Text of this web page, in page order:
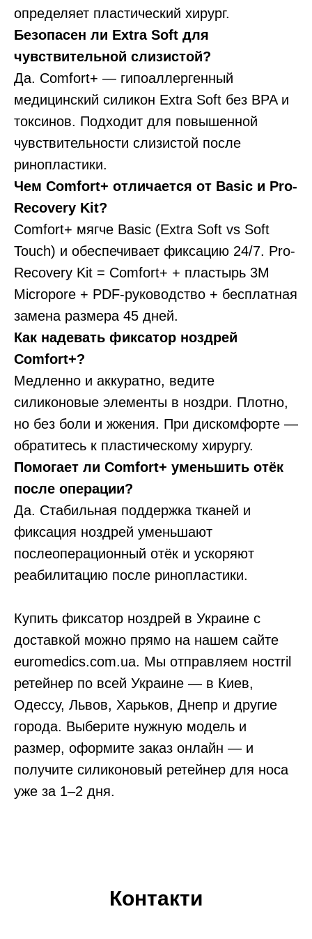
определяет пластический хирург.
Безопасен ли Extra Soft для
чувствительной слизистой?
Да. Comfort+ — гипоаллергенный
медицинский силикон Extra Soft без BPA и
токсинов. Подходит для повышенной
чувствительности слизистой после
ринопластики.
Чем Comfort+ отличается от Basic и Pro-
Recovery Kit?
Comfort+ мягче Basic (Extra Soft vs Soft
Touch) и обеспечивает фиксацию 24/7. Pro-
Recovery Kit = Comfort+ + пластырь 3M
Micropore + PDF-руководство + бесплатная
замена размера 45 дней.
Как надевать фиксатор ноздрей
Comfort+?
Медленно и аккуратно, ведите
силиконовые элементы в ноздри. Плотно,
но без боли и жжения. При дискомфорте —
обратитесь к пластическому хирургу.
Помогает ли Comfort+ уменьшить отёк
после операции?
Да. Стабильная поддержка тканей и
фиксация ноздрей уменьшают
послеоперационный отёк и ускоряют
реабилитацию после ринопластики.
Купить фиксатор ноздрей в Украине с
доставкой можно прямо на нашем сайте
euromedics.com.ua. Мы отправляем ностril
ретейнер по всей Украине — в Киев,
Одессу, Львов, Харьков, Днепр и другие
города. Выберите нужную модель и
размер, оформите заказ онлайн — и
получите силиконовый ретейнер для носа
уже за 1–2 дня.
Контакти